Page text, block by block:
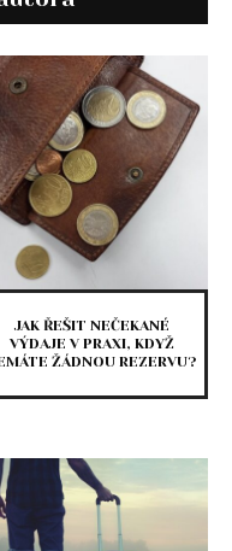
JAK ŘEŠIT NEČEKANÉ
VÝDAJE V PRAXI, KDYŽ
ŽÁDNOU REZERVU?